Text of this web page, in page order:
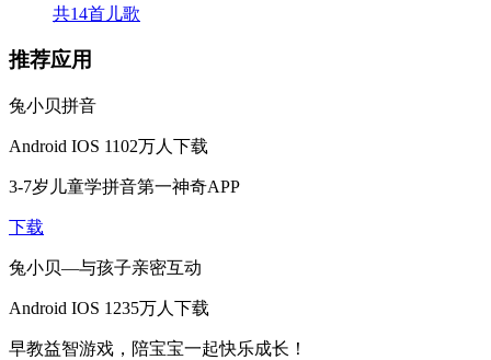
共14首儿歌
推荐应用
兔小贝拼音
Android IOS 1102万人下载
3-7岁儿童学拼音第一神奇APP
下载
兔小贝—与孩子亲密互动
Android IOS 1235万人下载
早教益智游戏，陪宝宝一起快乐成长！